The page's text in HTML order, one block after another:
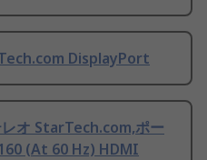
DisplayPort
オ StarTech.com,ポー
(At 60 Hz) HDMI